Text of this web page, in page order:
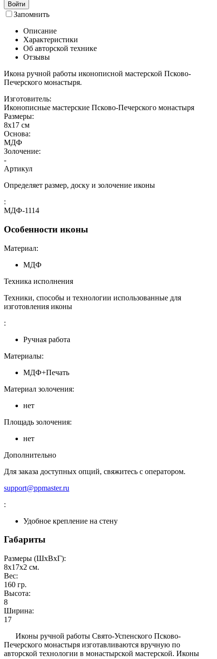
Войти
Запомнить
Описание
Характеристики
Об авторской технике
Отзывы
Икона ручной работы иконописной мастерской Псково-
Печерского монастыря.
Изготовитель:
Иконописные мастерские Псково-Печерского монастыря
Размеры:
8x17 см
Основа:
МДФ
Золочение:
-
Артикул
Определяет размер, доску и золочение иконы
:
МДФ-1114
Особенности иконы
Материал:
МДФ
Техника исполнения
Техники, способы и технологии использованные для
изготовления иконы
:
Ручная работа
Материалы:
МДФ+Печать
Материал золочения:
нет
Площадь золочения:
нет
Дополнительно
Для заказа доступных опций, свяжитесь с оператором.
support@ppmaster.ru
:
Удобное крепление на стену
Габариты
Размеры (ШxВxГ):
8x17x2 см.
Вес:
160 гр.
Высота:
8
Ширина:
17
Иконы ручной работы Свято-Успенского Псково-
Печерского монастыря изготавливаются вручную по
авторской технологии в монастырской мастерской. Иконы